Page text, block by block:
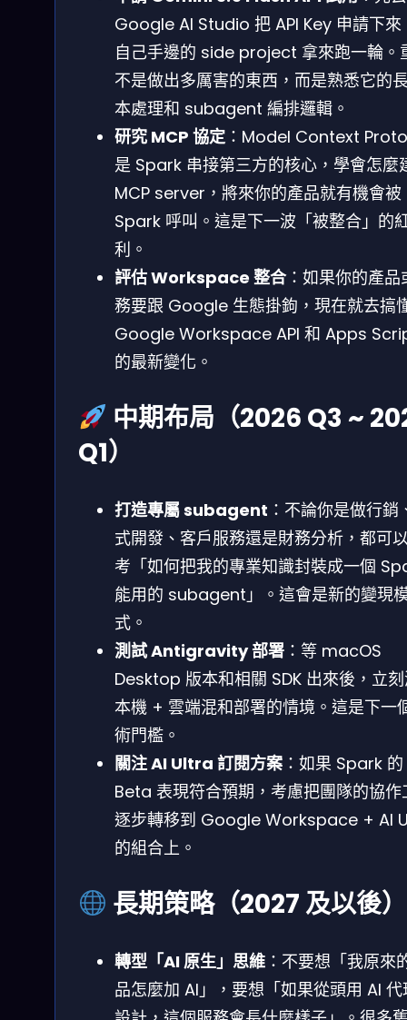
Google AI Studio 把 API Key 申請下來
自己手邊的 side project 拿來跑一輪。
不是做出多厲害的東西，而是熟悉它的
本處理和 subagent 編排邏輯。
研究 MCP 協定：Model Context
是 Spark 串接第三方的核心，學會怎麼
MCP server，將來你的產品就有機會被
Spark 呼叫。這是下一波「被整合」的
利。
評估 Workspace 整合：如果你的產品
務要跟 Google 生態掛鉤，現在就去搞
Google Workspace API 和 Apps
的最新變化。
中期布局（2026 Q3 ~
Q1）
打造專屬 subagent ：不論你是做行銷
式開發、客戶服務還是財務分析，都可
考「如何把我的專業知識封裝成一個
能用的 subagent」。這會是新的變現
式。
測試 Antigravity 部署 ：等 macOS
Desktop 版本和相關 SDK 出來後，立
本機 + 雲端混和部署的情境。這是下一
術門檻。
關注 AI Ultra 訂閱方案 ：如果 Spark 的
Beta 表現符合預期，考慮把團隊的協作
逐步轉移到 Google Workspace + AI
的組合上。
長期策略（2027 及以後）
轉型「AI 原生」思維 ：不要想「我原來
品怎麼加 AI」，要想「如果從頭用 AI